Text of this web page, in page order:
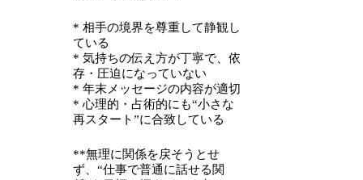
* 相手の境界を尊重して静観し
ている
* 気持ちの伝え方が丁寧で、依
存・圧迫になっていない
* 年末メッセージの内容が適切
* 心理的・占術的にも“小さな
再スタート”に合致している
**無理に関係を戻そうとせ
ず、“仕事で普通に話せる関